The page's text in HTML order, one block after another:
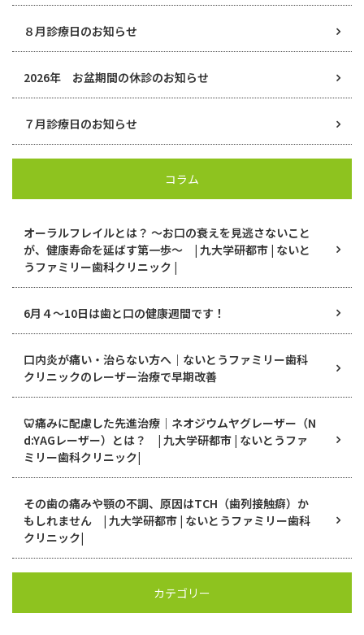
８月診療日のお知らせ
2026年 お盆期間の休診のお知らせ
７月診療日のお知らせ
コラム
オーラルフレイルとは？ ～お口の衰えを見逃さないこと
が、健康寿命を延ばす第一歩～ | 九大学研都市 | ないと
うファミリー歯科クリニック |
6月４〜10日は歯と口の健康週間です！
口内炎が痛い・治らない方へ｜ないとうファミリー歯科
クリニックのレーザー治療で早期改善
🦷痛みに配慮した先進治療｜ネオジウムヤグレーザー（N
d:YAGレーザー）とは？ | 九大学研都市 | ないとうファ
ミリー歯科クリニック|
その歯の痛みや顎の不調、原因はTCH（歯列接触癖）か
もしれません | 九大学研都市 | ないとうファミリー歯科
クリニック|
カテゴリー